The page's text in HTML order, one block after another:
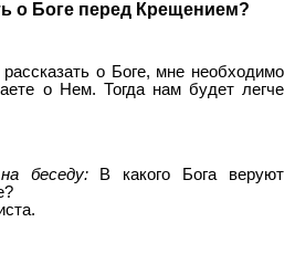
о Боге перед Крещением?
о Боге, мне необходимо
о Нем. Тогда нам будет легче
беседу:В какого Бога веруют